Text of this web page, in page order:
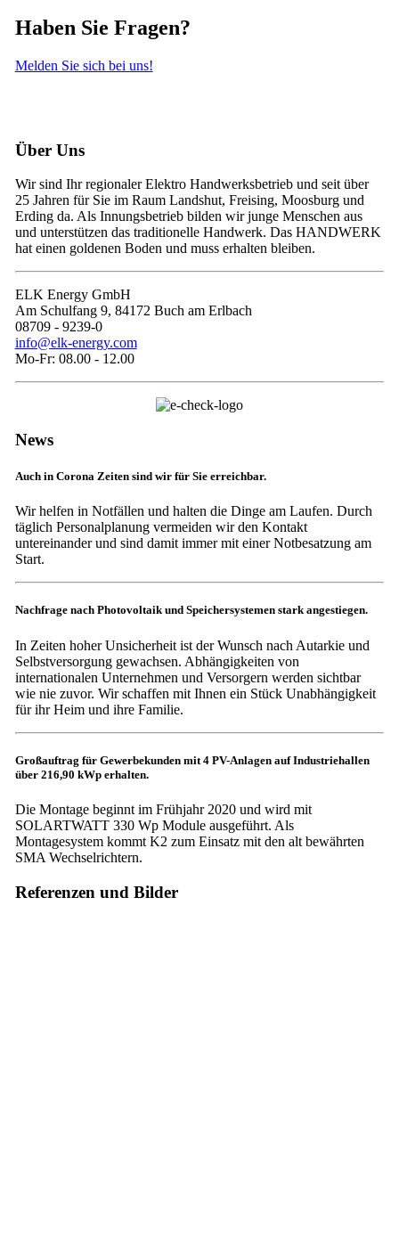
Haben Sie Fragen?
Melden Sie sich bei uns!
Über Uns
Wir sind Ihr regionaler Elektro Handwerksbetrieb und seit über
25 Jahren für Sie im Raum Landshut, Freising, Moosburg und
Erding da. Als Innungsbetrieb bilden wir junge Menschen aus
und unterstützen das traditionelle Handwerk. Das HANDWERK
hat einen goldenen Boden und muss erhalten bleiben.
ELK Energy GmbH
Am Schulfang 9, 84172 Buch am Erlbach
08709 - 9239-0
info@elk-energy.com
Mo-Fr: 08.00 - 12.00
News
Auch in Corona Zeiten sind wir für Sie erreichbar.
Wir helfen in Notfällen und halten die Dinge am Laufen. Durch
täglich Personalplanung vermeiden wir den Kontakt
untereinander und sind damit immer mit einer Notbesatzung am
Start.
Nachfrage nach Photovoltaik und Speichersystemen stark angestiegen.
In Zeiten hoher Unsicherheit ist der Wunsch nach Autarkie und
Selbstversorgung gewachsen. Abhängigkeiten von
internationalen Unternehmen und Versorgern werden sichtbar
wie nie zuvor. Wir schaffen mit Ihnen ein Stück Unabhängigkeit
für ihr Heim und ihre Familie.
Großauftrag für Gewerbekunden mit 4 PV-Anlagen auf Industriehallen
über 216,90 kWp erhalten.
Die Montage beginnt im Frühjahr 2020 und wird mit
SOLARTWATT 330 Wp Module ausgeführt. Als
Montagesystem kommt K2 zum Einsatz mit den alt bewährten
SMA Wechselrichtern.
Referenzen und Bilder